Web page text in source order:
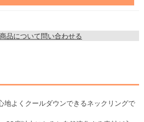
品について問い合わせる
地よくクールダウンできるネックリングで